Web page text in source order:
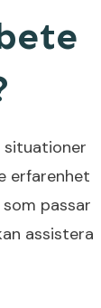
situationer
erfarenhet
passar
assistera